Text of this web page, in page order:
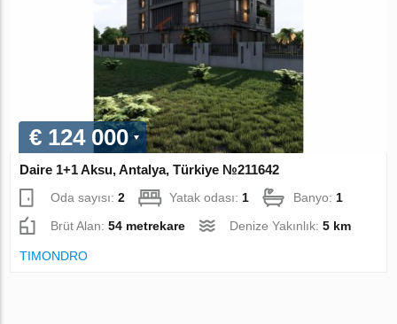
€ 124 000
Daire 1+1 Aksu, Antalya, Türkiye №211642
Oda sayısı:2 Yatak odası: 1 Banyo: 1
Brüt Alan:54 metrekare Denize Yakınlık:5 km
TIMONDRO